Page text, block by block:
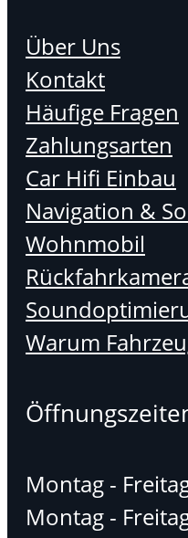
Über Uns
Kontakt
Häufige Fragen
Zahlungsarten
Car Hifi Einbau
Navigation &
Wohnmobil
Warum
Montag -
Montag -